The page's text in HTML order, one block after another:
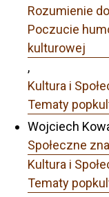
Rozumienie
Poczucie
kulturowej
,
Kultura i
Tematy
Wojciech
Społeczne
Kultura i
Tematy